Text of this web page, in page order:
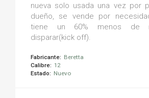
nueva solo usada una vez por
dueño, se vende por
tiene un 60% menos de
disparar(kick off).
Fabricante: Beretta
Calibre: 12
Estado: Nuevo